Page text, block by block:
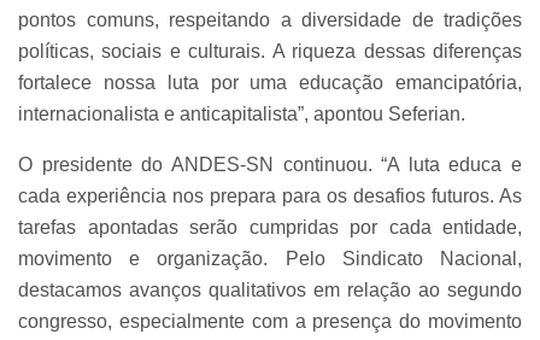
pontos comuns, respeitando a diversidade de tradições
políticas, sociais e culturais. A riqueza dessas diferenças
fortalece nossa luta por uma educação emancipatória,
internacionalista e anticapitalista”, apontou Seferian.
O presidente do ANDES-SN continuou. “A luta educa e
cada experiência nos prepara para os desafios futuros. As
tarefas apontadas serão cumpridas por cada entidade,
movimento e organização. Pelo Sindicato Nacional,
destacamos avanços qualitativos em relação ao segundo
congresso, especialmente com a presença do movimento